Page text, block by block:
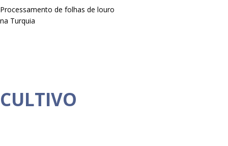
Processamento de folhas de louro
na Turquia
CULTIVO